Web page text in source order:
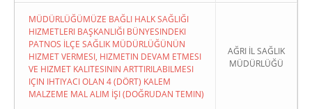
MÜDÜRLÜĞÜMÜZE BAĞLI HALK SAĞLIĞI
HIZMETLERI BAŞKANLIĞI BÜNYESINDEKI
PATNOS İLÇE SAĞLIK MÜDÜRLÜĞÜNÜN
HIZMET VERMESI, HIZMETIN DEVAM ETMESI
VE HIZMET KALITESININ ARTTIRILABILMESI
IÇIN IHTIYACI OLAN 4 (DÖRT) KALEM
MALZEME MAL ALIM İŞI (DOĞRUDAN TEMIN)
AĞRI İL SAĞLIK
MÜDÜRLÜĞÜ